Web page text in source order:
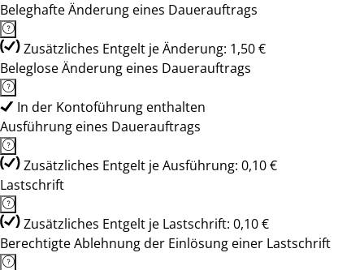
Beleghafte Änderung eines Dauerauftrags
Zusätzliches Entgelt je Änderung: 1,50 €
Beleglose Änderung eines Dauerauftrags
In der Kontoführung enthalten
Ausführung eines Dauerauftrags
Zusätzliches Entgelt je Ausführung: 0,10 €
Lastschrift
Zusätzliches Entgelt je Lastschrift: 0,10 €
Berechtigte Ablehnung der Einlösung einer Lastschrift